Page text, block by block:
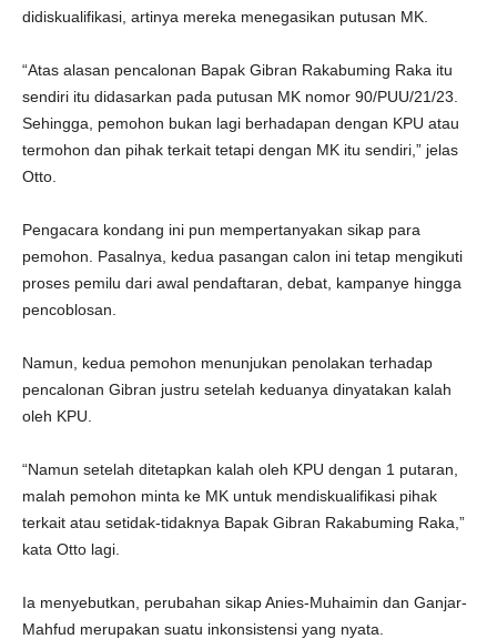
didiskualifikasi, artinya mereka menegasikan putusan MK.
“Atas alasan pencalonan Bapak Gibran Rakabuming Raka itu
sendiri itu didasarkan pada putusan MK nomor 90/PUU/21/23.
Sehingga, pemohon bukan lagi berhadapan dengan KPU atau
termohon dan pihak terkait tetapi dengan MK itu sendiri,” jelas
Otto.
Pengacara kondang ini pun mempertanyakan sikap para
pemohon. Pasalnya, kedua pasangan calon ini tetap mengikuti
proses pemilu dari awal pendaftaran, debat, kampanye hingga
pencoblosan.
Namun, kedua pemohon menunjukan penolakan terhadap
pencalonan Gibran justru setelah keduanya dinyatakan kalah
oleh KPU.
“Namun setelah ditetapkan kalah oleh KPU dengan 1 putaran,
malah pemohon minta ke MK untuk mendiskualifikasi pihak
terkait atau setidak-tidaknya Bapak Gibran Rakabuming Raka,”
kata Otto lagi.
Ia menyebutkan, perubahan sikap Anies-Muhaimin dan Ganjar-
Mahfud merupakan suatu inkonsistensi yang nyata.